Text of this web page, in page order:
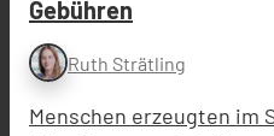
Gebühren
Ruth Strätling
Menschen erzeugten im